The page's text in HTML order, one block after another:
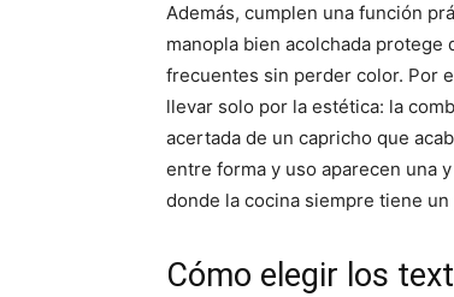
Además, cumplen una función
manopla bien acolchada
frecuentes sin perder color. Por
llevar solo por la estética: la
acertada de un capricho que
entre forma y uso aparecen una
donde la cocina siempre tiene
Cómo elegir los